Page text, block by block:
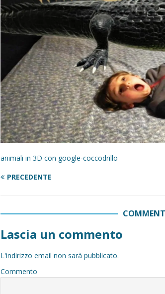
[ 17 Dicembre 2025 ] Organizzare un
[ 14 Settembre 2025 ] Rifugi e
PARCHI NATURALI E AREE PICNIC
[ 2 Aprile 2025 ] Escursioni in Sicilia
VIAGGI IN SICILIA
[ 17 Settembre 2023 ] Vendemmia
DIDATTICHE
[ 19 Gennaio 2023 ] Visitare la
VIAGGI IN SICILIA
Cosa fare in
animali in 3D con google-coccodrillo
PRECEDENTE
Lascia un commento
L'indirizzo email non sarà pubblicato.
Commento